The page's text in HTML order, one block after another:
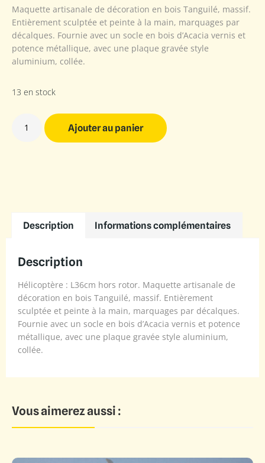
Maquette artisanale de décoration en bois Tanguilé, massif.
Entièrement sculptée et peinte à la main, marquages par
décalques. Fournie avec un socle en bois d’Acacia vernis et
potence métallique, avec une plaque gravée style
aluminium, collée.
13 en stock
Ajouter au panier
Description Informations complémentaires
Description
Hélicoptère : L36cm hors rotor. Maquette artisanale de
décoration en bois Tanguilé, massif. Entièrement
sculptée et peinte à la main, marquages par décalques.
Fournie avec un socle en bois d’Acacia vernis et potence
métallique, avec une plaque gravée style aluminium,
collée.
Vous aimerez aussi :